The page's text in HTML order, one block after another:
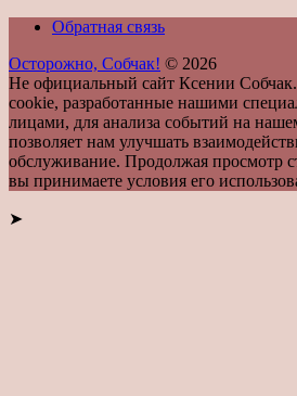
Обратная связь
Осторожно, Собчак! © 2026
Не официальный сайт Ксении
cookie, разработанные нашими
лицами, для анализа событий на
позволяет нам улучшать
обслуживание. Продолжая просмотр
вы принимаете условия его
➤